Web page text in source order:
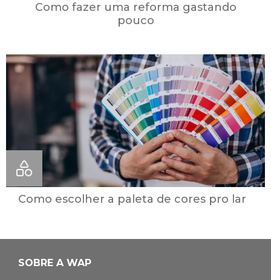
Como fazer uma reforma gastando
pouco
Como escolher a paleta de cores pro lar
SOBRE A WAP